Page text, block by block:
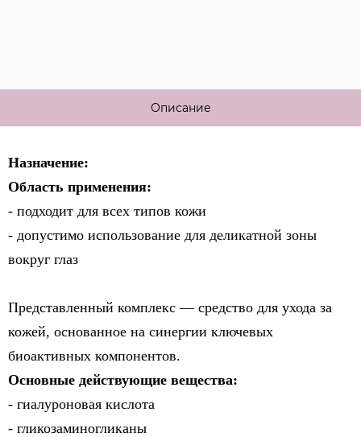
Описание
Назначение:
Область применения:
- подходит для всех типов кожи
- допустимо использование для деликатной зоны
вокруг глаз
Представленный комплекс — средство для ухода за
кожей, основанное на синергии ключевых
биоактивных компонентов.
Основные действующие вещества:
- гиалуроновая кислота
- гликозаминогликаны